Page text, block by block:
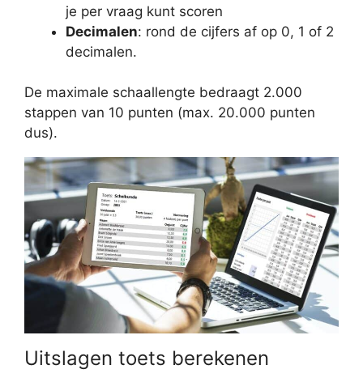
je per vraag kunt scoren
Decimalen: rond de cijfers af op 0, 1 of 2
decimalen.
De maximale schaallengte bedraagt 2.000
stappen van 10 punten (max. 20.000 punten
dus).
Uitslagen toets berekenen